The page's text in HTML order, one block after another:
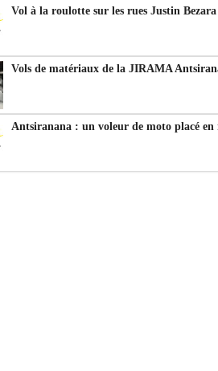
Vol à la roulotte sur les rues Justin
Vols de matériaux de la JIRAMA
Antsiranana : un voleur de moto placé en